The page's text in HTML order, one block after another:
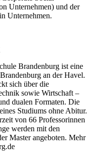
Unternehmen) und der
Unternehmen.
Brandenburg ist eine
an der Havel.
sich über die
sowie Wirtschaft –
dualen Formaten. Die
Studiums ohne Abitur.
von 66 Professorinnen
werden mit den
Master angeboten. Mehr